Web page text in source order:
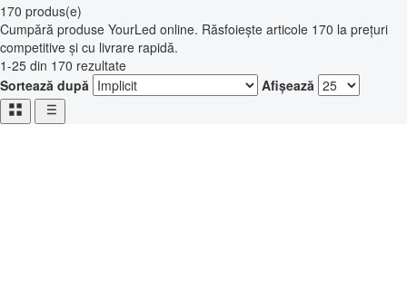
170 produs(e)
Cumpără produse YourLed online. Răsfoiește articole 170 la prețuri
competitive și cu livrare rapidă.
1-25 din 170 rezultate
Sortează după
Afișează